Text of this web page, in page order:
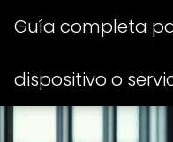
Guía completa
dispositivo o